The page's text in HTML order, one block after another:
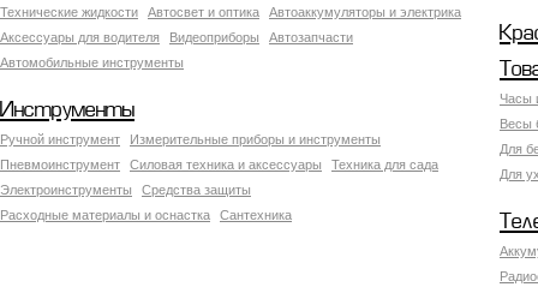
Технические жидкости
Автосвет и оптика
Автоаккумуляторы и электрика
Аксессуары для водителя
Видеоприборы
Автозапчасти
Автомобильные инструменты
Часы
Весы
Для
Для
Инструменты
Ручной инструмент
Измерительные приборы и инструменты
Пневмоинструмент
Силовая техника и аксессуары
Техника для сада
Электроинструменты
Средства защиты
Расходные материалы и оснастка
Сантехника